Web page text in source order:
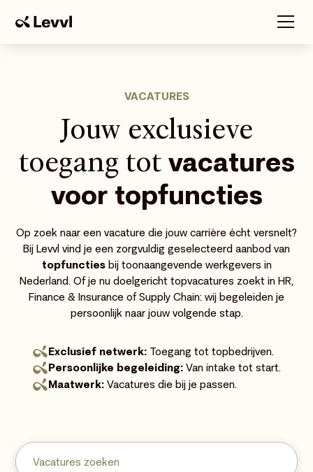
VACATURES
Jouw exclusieve
toegang tot vacatures
voor topfuncties
Op zoek naar een vacature die jouw carrière écht versnelt?
Bij Levvl vind je een zorgvuldig geselecteerd aanbod van
topfunctiesbij toonaangevende werkgevers in
Nederland. Of je nu doelgericht topvacatures zoekt in HR,
Finance & Insurance of Supply Chain: wij begeleiden je
persoonlijk naar jouw volgende stap.
Exclusief netwerk: Toegang tot topbedrijven.
Persoonlijke begeleiding:Van intake tot start.
Maatwerk: Vacatures die bij je passen.